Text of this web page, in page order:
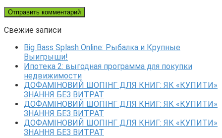
Свежие записи
Big Bass Splash Online: Рыбалка и Крупные
Выигрыши!
Ипотека 2: выгодная программа для покупки
недвижимости
ДОФАМІНОВИЙ ШОПІНГ ДЛЯ КНИГ: ЯК «КУПИТИ»
ЗНАННЯ БЕЗ ВИТРАТ
ДОФАМІНОВИЙ ШОПІНГ ДЛЯ КНИГ: ЯК «КУПИТИ»
ЗНАННЯ БЕЗ ВИТРАТ
ДОФАМІНОВИЙ ШОПІНГ ДЛЯ КНИГ: ЯК «КУПИТИ»
ЗНАННЯ БЕЗ ВИТРАТ